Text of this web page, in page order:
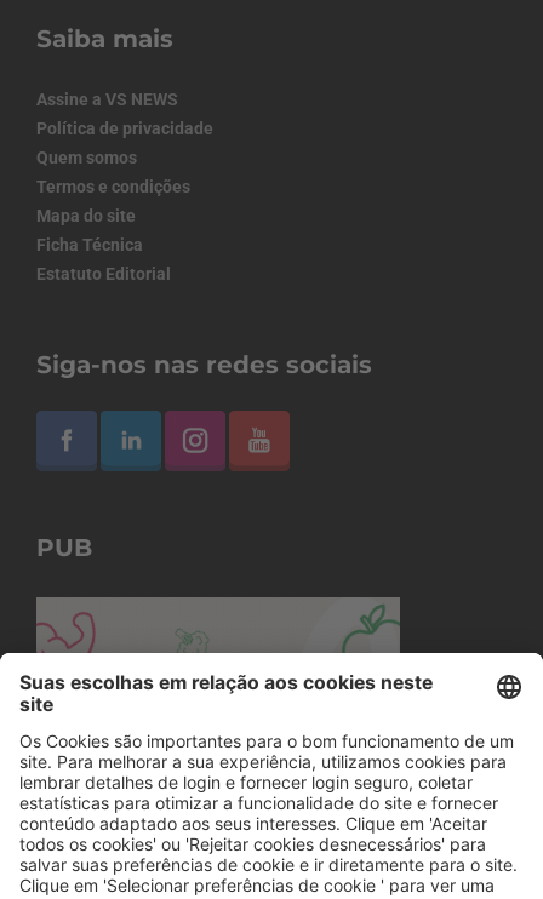
Saiba mais
Assine a VS NEWS
Política de privacidade
Quem somos
Termos e condições
Mapa do site
Ficha Técnica
Estatuto Editorial
Siga-nos nas redes sociais
PUB